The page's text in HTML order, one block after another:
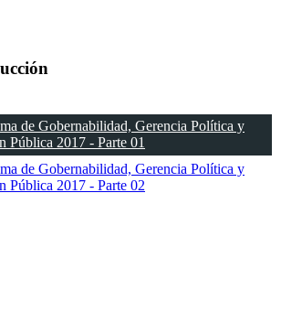
de Gobernabilidad, Gerencia Política y
Pública 2017 - Parte 01
de Gobernabilidad, Gerencia Política y
Pública 2017 - Parte 02